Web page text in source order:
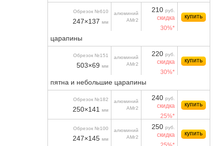
Обрезок №610
247×137 мм
алюминий
АМг2
210 руб.
скидка
30%*
купить
царапины
Обрезок №151
503×69 мм
алюминий
АМг2
220 руб.
скидка
30%*
купить
пятна и небольшие царапины
Обрезок №182
250×141 мм
алюминий
АМг2
240 руб.
скидка
25%*
купить
Обрезок №100
247×145 мм
алюминий
АМг2
250 руб.
скидка
купить